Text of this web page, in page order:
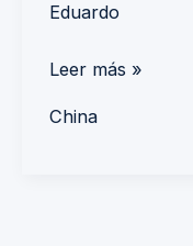
Eduardo
Leer más »
China